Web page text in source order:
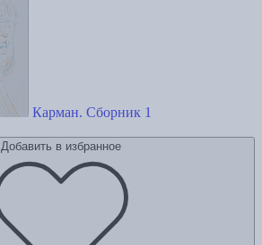
Карман. Сборник 1
Добавить в избранное